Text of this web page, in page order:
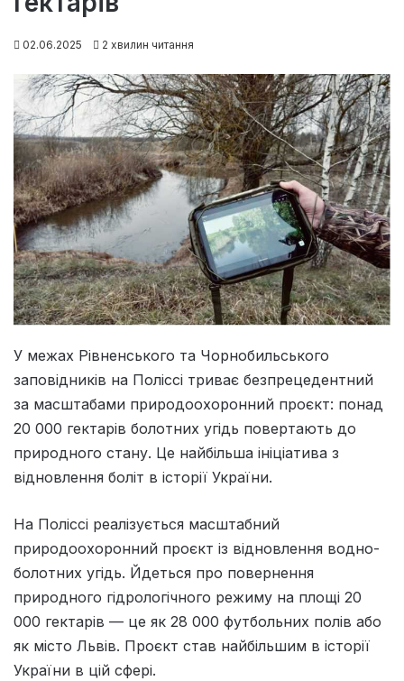
02.06.2025 2 хвилин читання
У межах Рівненського та Чорнобильського
заповідників на Поліссі триває безпрецедентний
за масштабами природоохоронний проєкт: понад
20 000 гектарів болотних угідь повертають до
природного стану. Це найбільша ініціатива з
відновлення боліт в історії України.
На Поліссі реалізується масштабний
природоохоронний проєкт із відновлення водно-
болотних угідь. Йдеться про повернення
природного гідрологічного режиму на площі 20
000 гектарів — це як 28 000 футбольних полів або
як місто Львів. Проєкт став найбільшим в історії
України в цій сфері.